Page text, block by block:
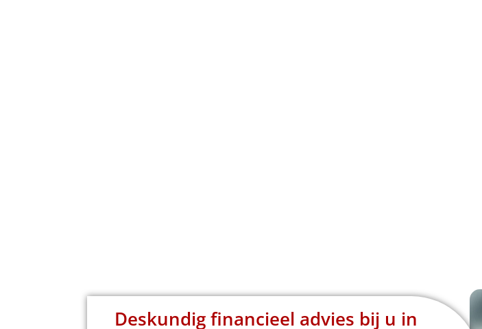
Deskundig financieel advies bij u in